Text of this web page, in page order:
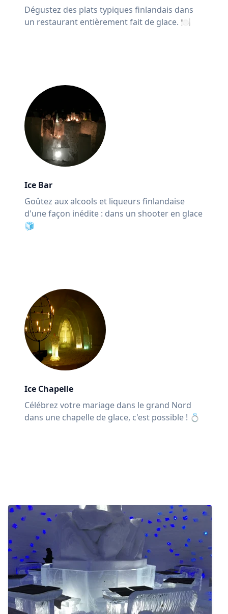
Dégustez des plats typiques finlandais dans
un restaurant entièrement fait de glace. 🍽
Ice Bar
Goûtez aux alcools et liqueurs finlandaise
d'une façon inédite : dans un shooter en glace
🧊
Ice Chapelle
Célébrez votre mariage dans le grand Nord
dans une chapelle de glace, c'est possible ! 💍